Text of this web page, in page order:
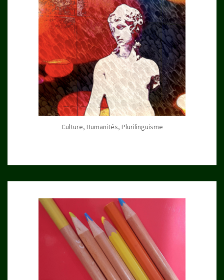
Culture, Humanités, Plurilinguisme